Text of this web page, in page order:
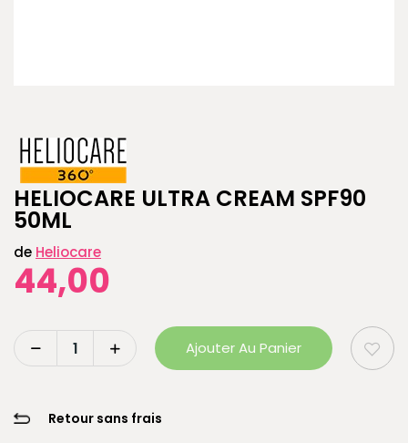
HELIOCARE ULTRA CREAM SPF90
50ML
de Heliocare
44,00
Ajouter Au Panier
Retour sans frais